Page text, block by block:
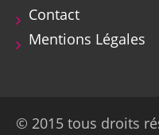
Contact
Mentions Légales
© 2015 tous droits